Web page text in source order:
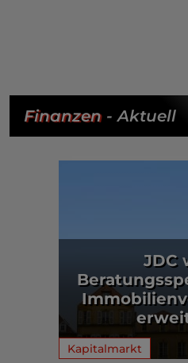
Finanzen- Aktuell
JDC
Kapitalmarkt